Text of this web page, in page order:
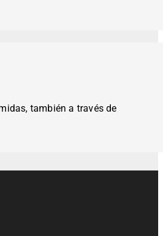
también a través de